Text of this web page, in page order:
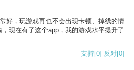
好，玩游戏再也不会出现卡顿、掉线的情
现在有了这个app，我的游戏水平提升了
支持[0] 反对[0]